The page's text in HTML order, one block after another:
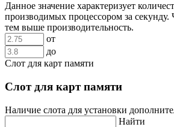
Данное значение характеризует
производимых процессором за секунду.
тем выше производительность.
от
до
Слот для карт памяти
Слот для карт памяти
Наличие слота для установки
Найти